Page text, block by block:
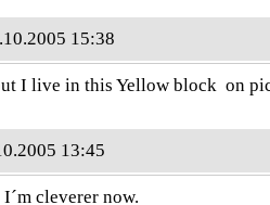
15:38
I live in this Yellow block on
13:45
cleverer now.